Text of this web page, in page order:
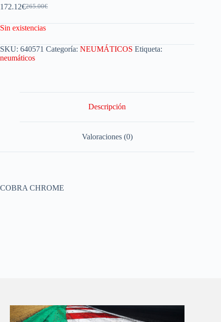
265.00€
172.12€
Sin existencias
SKU: 640571 Categoría: NEUMÁTICOS Etiqueta:
neumáticos
Descripción
Valoraciones (0)
COBRA CHROME